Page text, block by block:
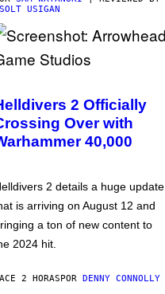
USIGAN
2 Officially
Over with
40,000
2 details a huge update
is arriving on August 12 and
a ton of new content to
2024 hit.
2 HORASPOR DENNY CONNOLLY